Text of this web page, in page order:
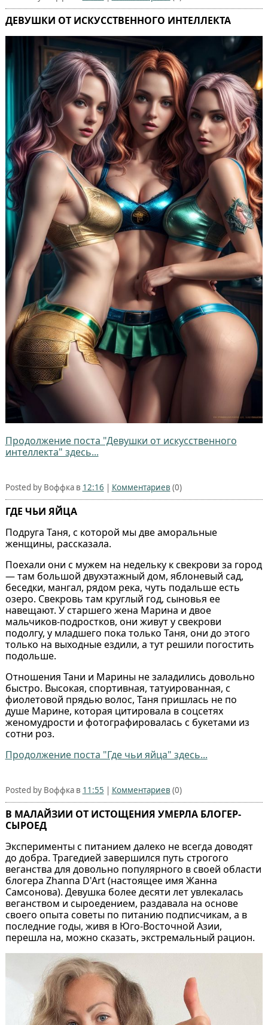
ДЕВУШКИ ОТ ИСКУССТВЕННОГО ИНТЕЛЛЕКТА
Продолжение поста "Девушки от искусственного
интеллекта" здесь...
Posted by Воффка в 12:16 | Комментариев (0)
ГДЕ ЧЬИ ЯЙЦА
Подруга Таня, с которой мы две аморальные
женщины, рассказала.
Поехали они с мужем на недельку к свекрови за город
— там большой двухэтажный дом, яблоневый сад,
беседки, мангал, рядом река, чуть подальше есть
озеро. Свекровь там круглый год, сыновья ее
навещают. У старшего жена Марина и двое
мальчиков-подростков, они живут у свекрови
подолгу, у младшего пока только Таня, они до этого
только на выходные ездили, а тут решили погостить
подольше.
Отношения Тани и Марины не заладились довольно
быстро. Высокая, спортивная, татуированная, с
фиолетовой прядью волос, Таня пришлась не по
душе Марине, которая цитировала в соцсетях
женомудрости и фотографировалась с букетами из
сотни роз.
Продолжение поста "Где чьи яйца" здесь...
Posted by Воффка в 11:55 | Комментариев (0)
В МАЛАЙЗИИ ОТ ИСТОЩЕНИЯ УМЕРЛА БЛОГЕР-
СЫРОЕД
Эксперименты с питанием далеко не всегда доводят
до добра. Трагедией завершился путь строгого
веганства для довольно популярного в своей области
блогера Zhanna D'Art (настоящее имя Жанна
Самсонова). Девушка более десяти лет увлекалась
веганством и сыроедением, раздавала на основе
своего опыта советы по питанию подписчикам, а в
последние годы, живя в Юго-Восточной Азии,
перешла на, можно сказать, экстремальный рацион.